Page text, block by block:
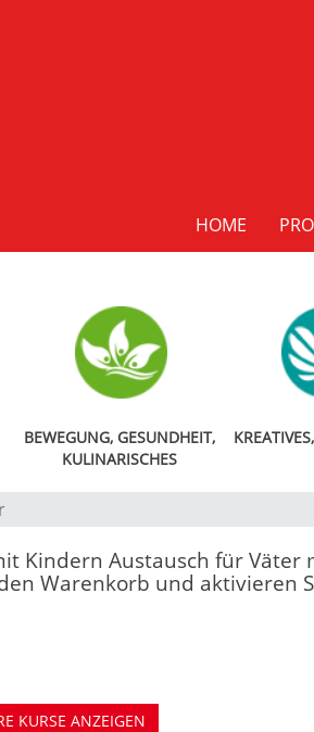
HOME
BEWEGUNG, GESUNDHEIT,
KULINARISCHES
Kindern Austausch für Väter
Warenkorb und aktivieren
KURSE ANZEIGEN